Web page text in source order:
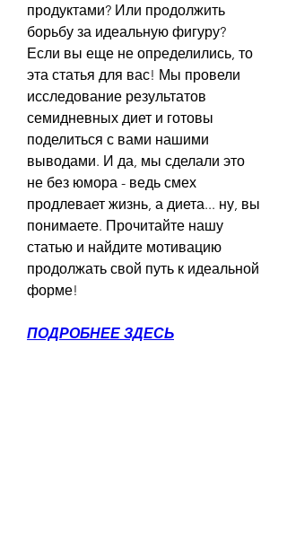
продуктами? Или продолжить
борьбу за идеальную фигуру?
Если вы еще не определились, то
эта статья для вас! Мы провели
исследование результатов
семидневных диет и готовы
поделиться с вами нашими
выводами. И да, мы сделали это
не без юмора - ведь смех
продлевает жизнь, а диета... ну, вы
понимаете. Прочитайте нашу
статью и найдите мотивацию
продолжать свой путь к идеальной
форме!
ПОДРОБНЕЕ ЗДЕСЬ